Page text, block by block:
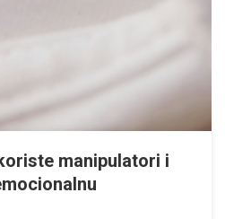
manipulatori i